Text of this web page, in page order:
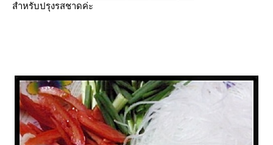
สำหรับปรุงรสชาดค่ะ